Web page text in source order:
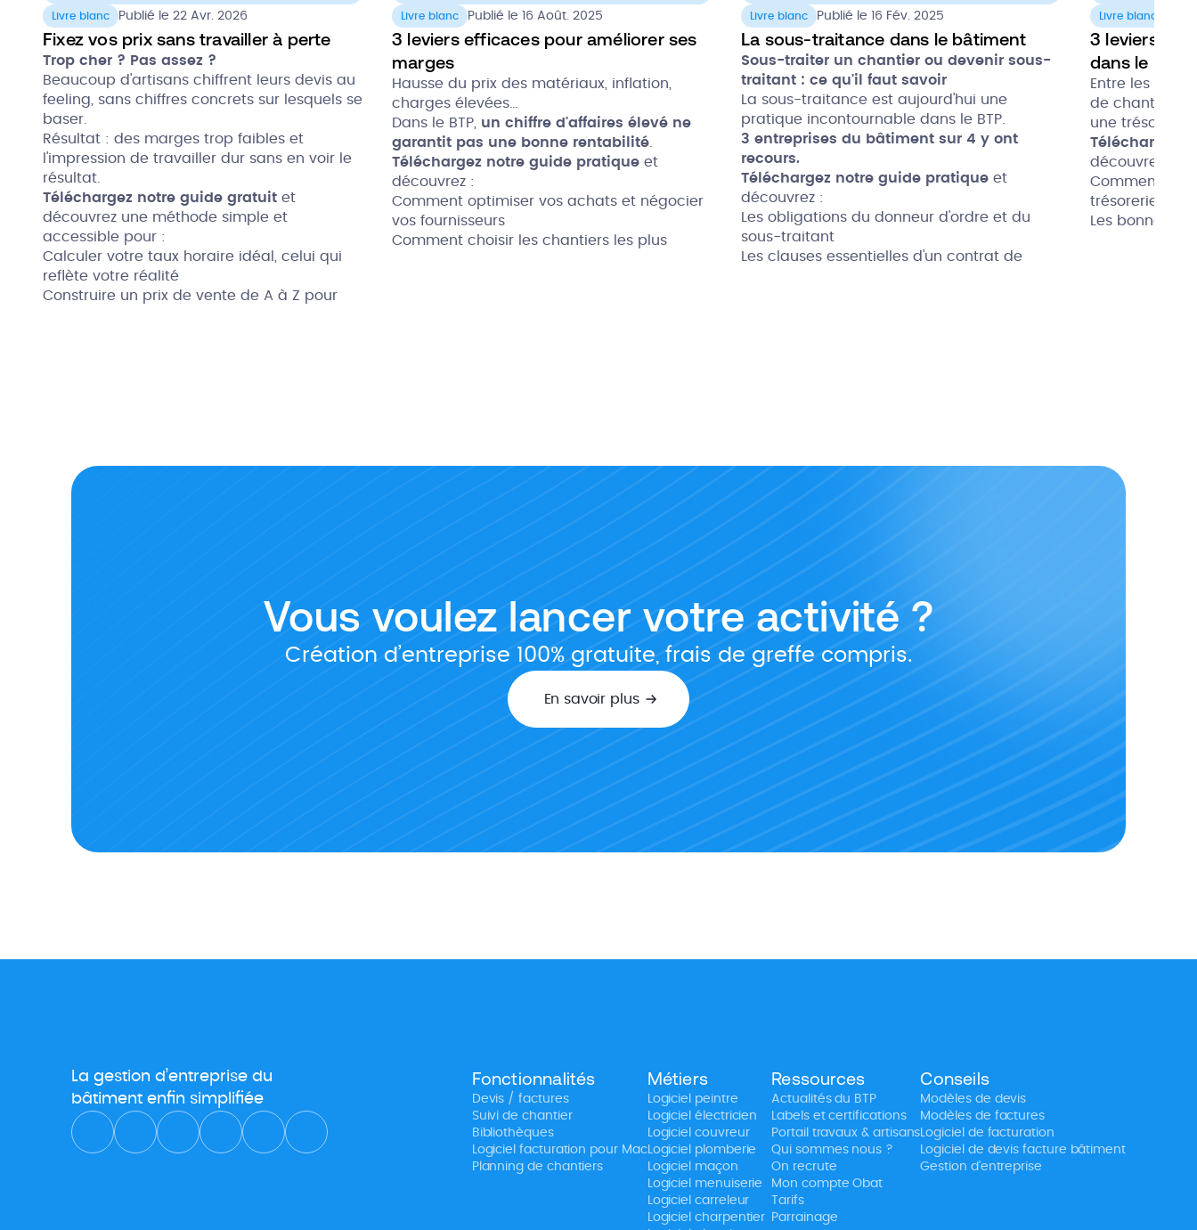
Livre blanc Publié le 22 Avr. 2026
Fixez vos prix sans travailler à perte
Trop cher ? Pas assez ?
Beaucoup d'artisans chiffrent leurs devis au
feeling, sans chiffres concrets sur lesquels se
baser.
Résultat : des marges trop faibles et
l'impression de travailler dur sans en voir le
résultat.
Téléchargez notre guide gratuit et
découvrez une méthode simple et
accessible pour :
Calculer votre taux horaire idéal, celui qui
reflète votre réalité
Construire un prix de vente de A à Z pour
Livre blanc Publié le 16 Août. 2025
3 leviers efficaces pour améliorer ses
marges
Hausse du prix des matériaux, inflation,
charges élevées…
Dans le BTP, un chiffre d'affaires élevé ne
garantit pas une bonne rentabilité
Téléchargez notre guide pratique et
découvrez :
Comment optimiser vos achats et négocier
vos fournisseurs
Comment choisir les chantiers les plus
Livre blanc Publié le 16 Fév. 2025
La sous-traitance dans le bâtiment
Sous-traiter un chantier ou devenir sous-
traitant : ce qu'il faut savoir
La sous-traitance est aujourd'hui une
pratique incontournable dans le BTP.
3 entreprises du bâtiment sur 4 y ont
recours.
Téléchargez notre guide pratique et
découvrez :
Les obligations du donneur d'ordre et du
sous-traitant
Les clauses essentielles d'un contrat de
Livre blanc
3 leviers
dans le
Entre les
de chantier et
une trésorerie
Téléchargez
découvrez :
Comment
trésorerie
Les bonnes
Vous voulez lancer votre activité ?
Création d’entreprise 100% gratuite, frais de greffe compris.
En savoir plus
La gestion d’entreprise du
bâtiment enfin simplifiée
Fonctionnalités
Devis / factures
Suivi de chantier
Bibliothèques
Logiciel facturation pour Mac
Planning de chantiers
Métiers
Logiciel peintre
Logiciel électricien
Logiciel couvreur
Logiciel plomberie
Logiciel maçon
Logiciel menuiserie
Logiciel carreleur
Logiciel charpentier
Ressources
Actualités du BTP
Labels et certifications
Portail travaux & artisans
Qui sommes nous ?
On recrute
Mon compte Obat
Tarifs
Parrainage
Conseils
Modèles de devis
Modèles de factures
Logiciel de facturation
Logiciel de devis facture bâtiment
Gestion d’entreprise